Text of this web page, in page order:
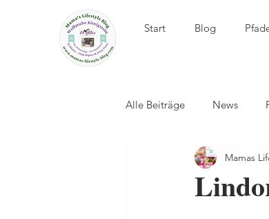
Start Blog
Alle Beiträge News
El Álamo - Club Hípico
Mamas